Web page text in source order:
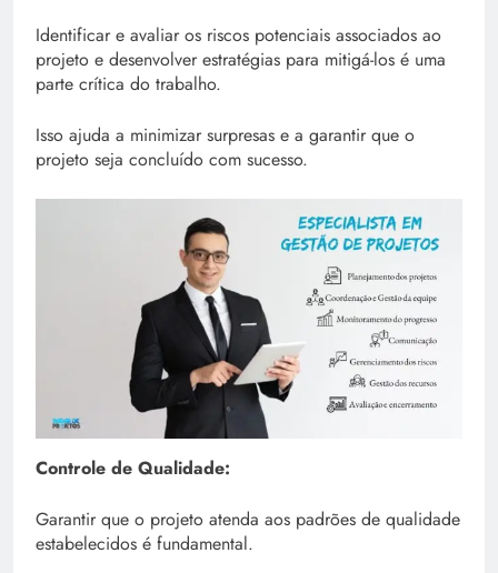
Identificar e avaliar os riscos potenciais associados ao
projeto e desenvolver estratégias para mitigá-los é uma
parte crítica do trabalho.
Isso ajuda a minimizar surpresas e a garantir que o
projeto seja concluído com sucesso.
Controle de Qualidade:
Garantir que o projeto atenda aos padrões de qualidade
estabelecidos é fundamental.